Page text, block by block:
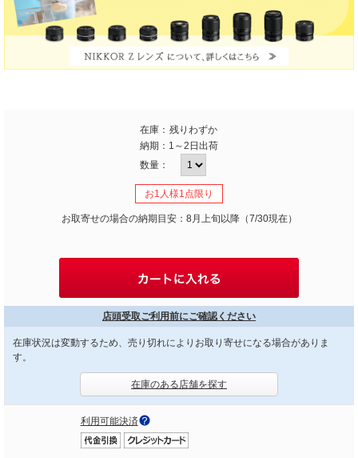
在庫： 残りわずか
納期： 1～2日出荷
数量：
お1人様1点限り
お取寄せの場合の納期目安：8月上旬以降（7/30現在）
店頭受取ご利用前にご確認ください
在庫状況は変動するため、売り切れによりお取り寄せになる場合がありま
す。
在庫のある店舗を探す
利用可能決済